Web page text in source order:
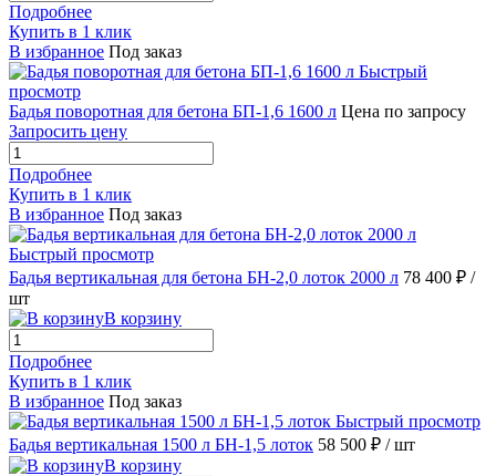
Подробнее
Купить в 1 клик
В избранное Под заказ
Быстрый
просмотр
Бадья поворотная для бетона БП-1,6 1600 л Цена по запросу
Запросить цену
Подробнее
Купить в 1 клик
В избранное Под заказ
Быстрый просмотр
Бадья вертикальная для бетона БН-2,0 лоток 2000 л 78 400 ₽ /
шт
В корзину
Подробнее
Купить в 1 клик
В избранное Под заказ
Быстрый просмотр
Бадья вертикальная 1500 л БН-1,5 лоток 58 500 ₽ / шт
В корзину